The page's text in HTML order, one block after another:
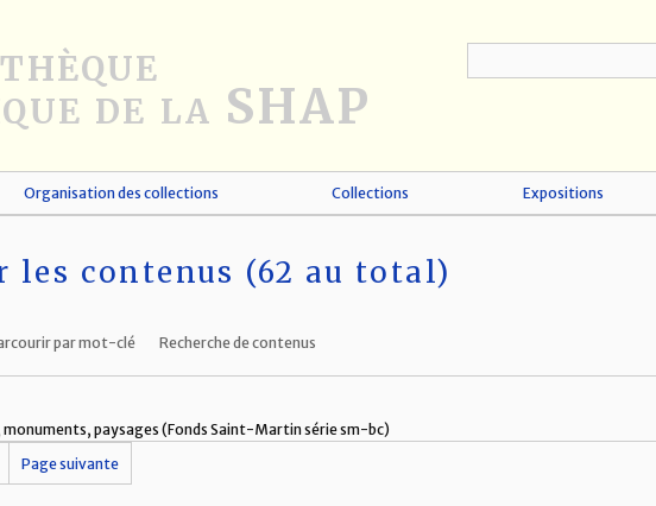
Organisation des collections Collections Expositions
les contenus (62 au total)
par mot-clé Recherche de contenus
paysages (Fonds Saint-Martin série sm-bc)
Page suivante